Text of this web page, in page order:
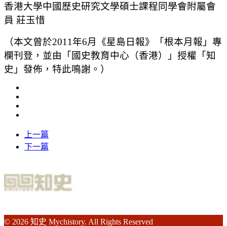
香港大學中國歷史研究文學碩士課程同學會附屬會
員 莊玉惜
（本文曾於2011年6月《星島日報》「根本月報」專
欄刊登，並由「國史教育中心（香港）」授權「知
史」發佈，特此鳴謝。）
上一篇
下一篇
© 2026 知史 Mychistory. All Rights Reserved